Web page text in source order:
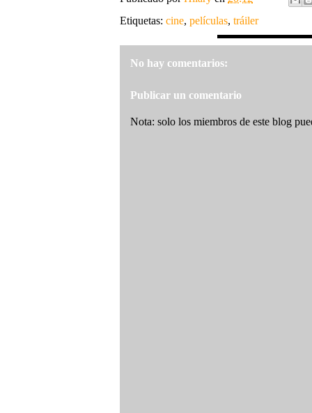
Etiquetas: cine, películas, tráiler
No hay comentarios:
Publicar un comentario
Nota: solo los miembros de este blog